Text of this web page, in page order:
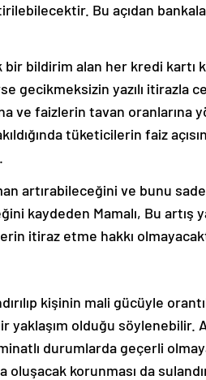
Bu açıdan
bildirim alan her kredi kartı
yazılı itirazla
ve faizlerin tavan oranlarına
tüketicilerin faiz
artırabileceğini ve bunu
kaydeden Mamalı, Bu artış
itiraz etme hakkı
kişinin mali gücüyle
yaklaşım olduğu söylenebilir.
durumlarda geçerli
korunması da